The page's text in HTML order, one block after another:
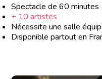
Spectacle de 60 minutes
+ 10 artistes
Nécessite une salle
Disponible partout en